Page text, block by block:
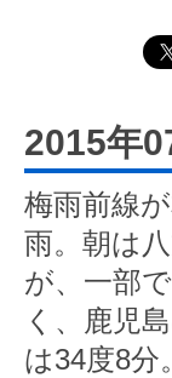
2015年
梅雨前線
雨。朝は
が、一部
く、鹿児
は34度8分。